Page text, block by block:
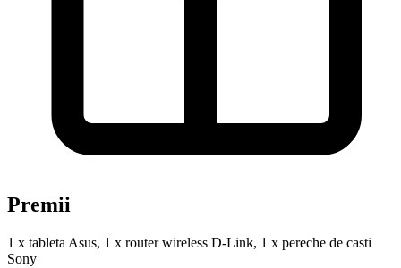
Premii
1 x tableta Asus, 1 x router wireless D-Link, 1 x pereche de casti
Sony